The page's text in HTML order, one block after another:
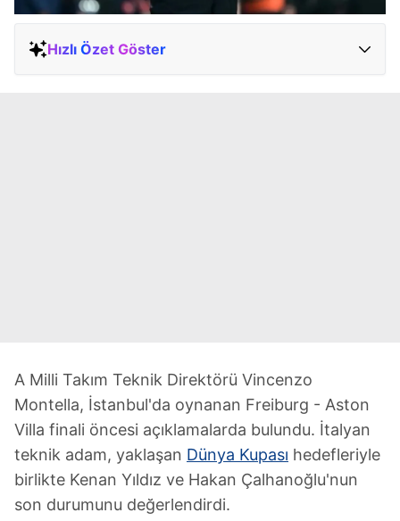
Hızlı Özet Göster
A Milli Takım Teknik Direktörü Vincenzo
Montella, İstanbul'da oynanan Freiburg - Aston
Villa finali öncesi açıklamalarda bulundu. İtalyan
teknik adam, yaklaşan Dünya Kupası hedefleriyle
birlikte Kenan Yıldız ve Hakan Çalhanoğlu'nun
son durumunu değerlendirdi.